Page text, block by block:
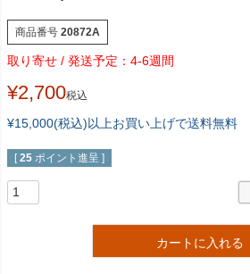
商品番号 20872A
4-6週間
¥2,700税込
¥15,000(税込)以上お買い上げで送料無料
[ 25 ポイント進呈 ]
カートに入れる